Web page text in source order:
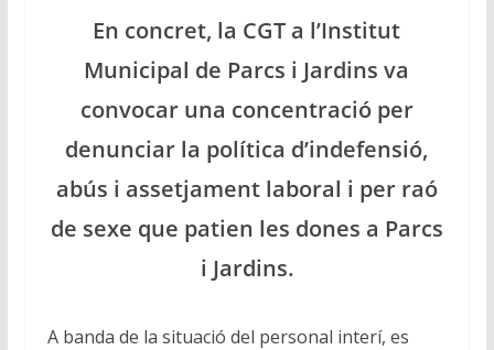
En concret, la CGT a l’Institut
Municipal de Parcs i Jardins va
convocar una concentració per
denunciar la política d’indefensió,
abús i assetjament laboral i per raó
de sexe que patien les dones a Parcs
i Jardins.
A banda de la situació del personal interí, es